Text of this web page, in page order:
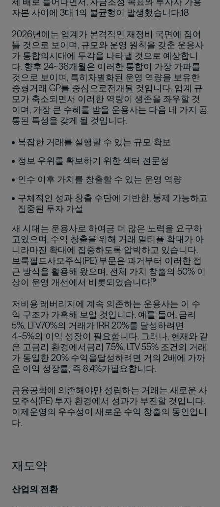
자본 사이에 3대 1의 불균형이 발생했습니다.18
2026년에는 업계가 본격적인 재정비 국면에 접어
들 것으로 보이며, 규모와 운영 원칙을 갖춘 운용사
가 통합의시대에 두각을 나타낼 것으로 예상합니
다. 향후 24~36개월은 이러한 통합이 가장 가파를
것으로 보이며, 특히차별화된 운영 역량을 보유한
중형거래 GP를 중심으로전개될 것입니다. 업계 규
모가 축소되면서 이러한 역량이 생존을 좌우할 것
이며, 가장 큰 수혜를 받을 운용사는 다음 네 가지 공
통된 특성을 갖게 될 것입니다.
복잡한 거래를 실행할 수 있는 규모 확보
정보 우위를 확보하기 위한 섹터 전문성
인수 이후 가치를 창출할 수 있는 운영 역량
구체적인 성과 창출 수단에 기반한, 통제 가능하고
집중된 투자 가설
새 시대는 운용사로 하여금 더 많은 노력을 요구하
고있으며, 수익 창출을 위해 거래 멀티플 확대가 아
니라마진 확대에 집중하도록 압박하고 있습니다.
브룩필드사모주식(PE) 부문은 과거부터 이러한 접
근 방식을 활용해 왔으며, 전체 가치 창출의 50% 이
상이 운영 개선에서 비롯되었습니다.¹⁹
저비용 레버리지에 계속 의존하는 운용사는 이 수
익 구조가 가혹해 보일 것입니다. 예를 들어, 금리
5%, LTV70%의 거래가 IRR 20%를 달성하려면
4~5%의 이익 성장이 필요합니다. 그러나, 현재와 같
은 고금리 환경에서금리 7.5%, LTV 55% 조건의 거래
가 동일한 20% 수익을달성하려면 거의 2배에 가까
운 이익 성장률, 즉 8.4%가필요합니다.
금융공학에 의존해야만 성립하는 거래는 새로운 사
모주식(PE) 투자 환경에서 성과가 부진할 것입니다.
이제운영의 우수성이 새로운 수익 창출의 동인입니
다.
재도약
산업의 전환